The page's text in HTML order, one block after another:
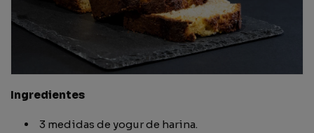
Ingredientes
3 medidas de yogur de harina.